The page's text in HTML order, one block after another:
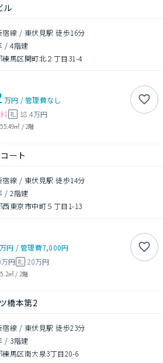
ル
宿線 / 東伏見駅 徒歩16分
/4階建
練馬区関町北２丁目31-4
万円 /管理費なし
礼 18.4万円
55.49㎡ / 2階
ート
宿線 / 東伏見駅 徒歩14分
/2階建
西東京市中町５丁目1-13
万円 /管理費7,000円
万円 礼 20万円
㎡ / 2階
橋本第2
宿線 / 東伏見駅 徒歩23分
/ 3階建
練馬区南大泉3丁目20-6